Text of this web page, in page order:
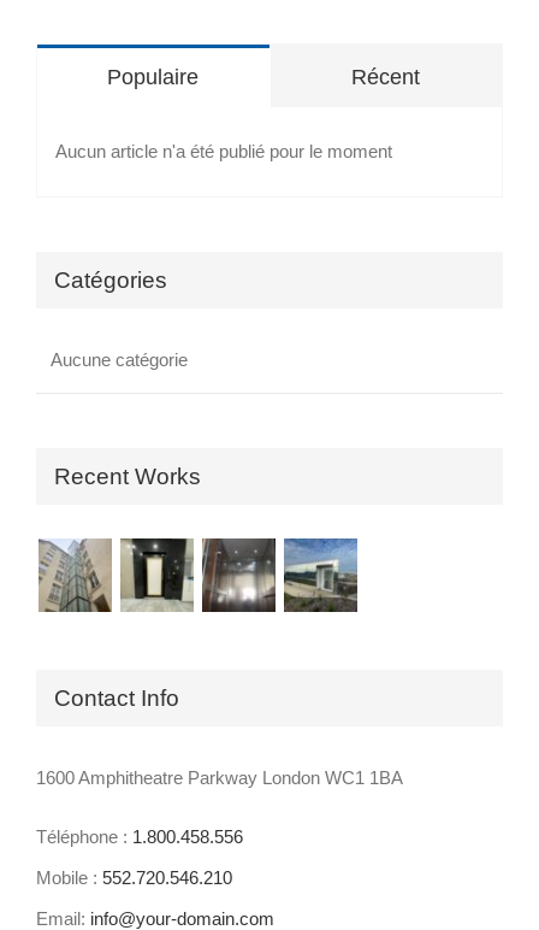
Populaire Récent
Aucun article n'a été publié pour le moment
Catégories
Aucune catégorie
Recent Works
Contact Info
1600 Amphitheatre Parkway London WC1 1BA
Téléphone : 1.800.458.556
Mobile : 552.720.546.210
Email: info@your-domain.com